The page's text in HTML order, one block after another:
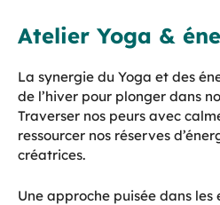
Atelier Yoga &
La synergie du Yoga et des
de l’hiver pour plonger dans
Traverser nos peurs avec
ressourcer nos réserves
créatrices.
Une approche puisée dans les